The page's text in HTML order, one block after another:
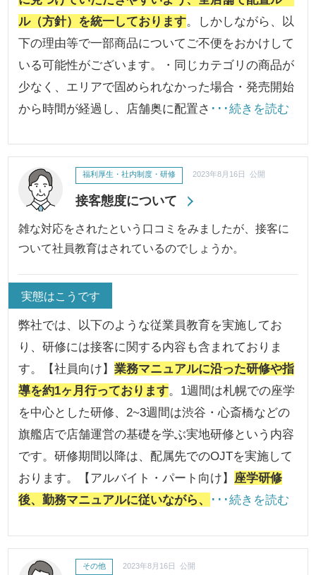
ル（方針）を統一しております。しかしながら、以
下の理由等で一部商品についてご不便をおかけして
いる可能性がございます。・同じカテゴリの商品が
少なく、エリアで固められなかった場合・発売開始
から時間が経過し、店舗奥に配置さ ･･･続きを読む
接客態度について
福利厚生・社内制度・研修 2023年8月16日 公開
雑な対応をされたという口コミをみましたが、接客に
ついて社員教育はされているのでしょうか。
実態はこうです
弊社では、以下のような従業員教育を実施してお
り、研修には接客に関する内容も含まれておりま
す。【社員向け】業務マニュアルに沿った研修や指
導を約1ヶ月行っております。1週間は札幌での座学
を中心とした研修、2~3週間は渋谷・心斎橋などの
旗艦店で店舗運営の基礎を学ぶ実地研修という内容
です。研修期間以降は、配属先でのOJTを実施して
おります。【アルバイト・パート向け】 座学研修
後、勤務マニュアルに従いながら、
･･･続きを読む
その他 2023年8月16日 公開